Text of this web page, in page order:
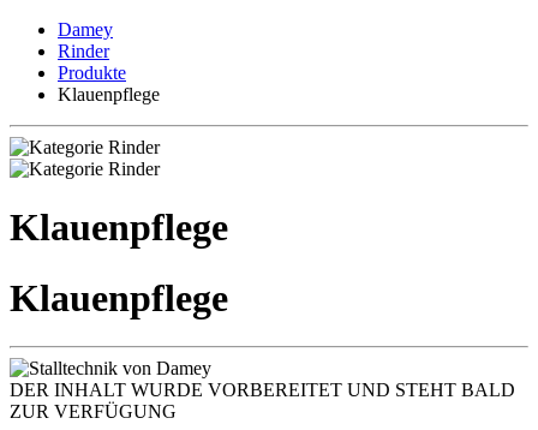
Damey
Rinder
Produkte
Klauenpflege
Klauenpflege
Klauenpflege
DER INHALT WURDE VORBEREITET UND STEHT BALD
ZUR VERFÜGUNG